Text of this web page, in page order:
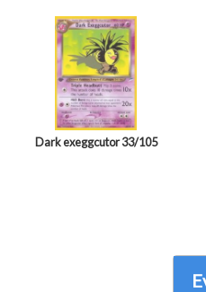
Dark exeggcutor 33/105